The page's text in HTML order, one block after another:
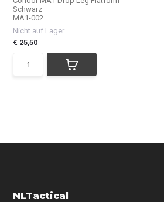
Schwarz
MA1-002
Nicht auf Lager
€ 25,50
NLTactical